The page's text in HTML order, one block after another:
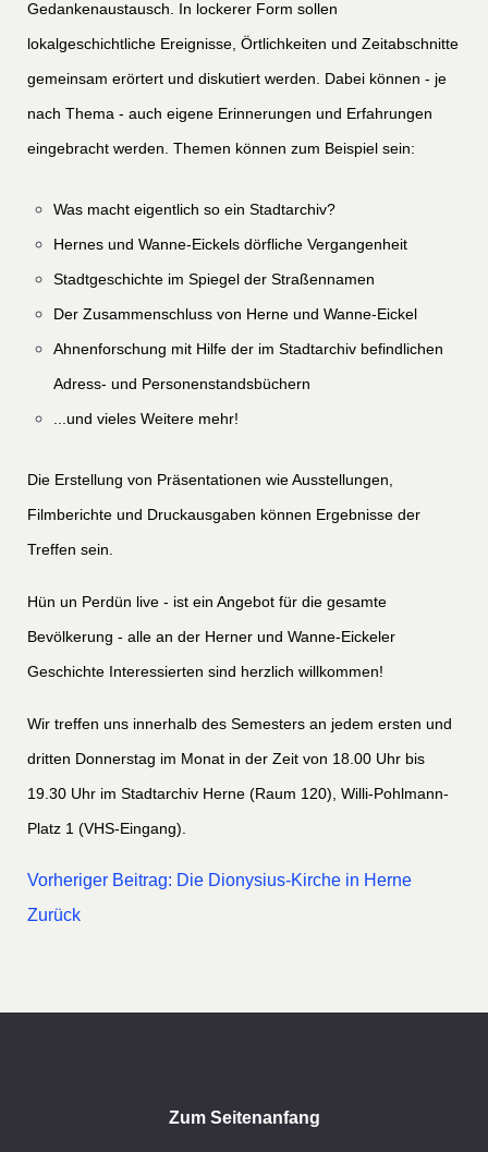
Gedankenaustausch. In lockerer Form sollen
lokalgeschichtliche Ereignisse, Örtlichkeiten und Zeitabschnitte
gemeinsam erörtert und diskutiert werden. Dabei können - je
nach Thema - auch eigene Erinnerungen und Erfahrungen
eingebracht werden. Themen können zum Beispiel sein:
Was macht eigentlich so ein Stadtarchiv?
Hernes und Wanne-Eickels dörfliche Vergangenheit
Stadtgeschichte im Spiegel der Straßennamen
Der Zusammenschluss von Herne und Wanne-Eickel
Ahnenforschung mit Hilfe der im Stadtarchiv befindlichen
Adress- und Personenstandsbüchern
...und vieles Weitere mehr!
Die Erstellung von Präsentationen wie Ausstellungen,
Filmberichte und Druckausgaben können Ergebnisse der
Treffen sein.
Hün un Perdün live - ist ein Angebot für die gesamte
Bevölkerung - alle an der Herner und Wanne-Eickeler
Geschichte Interessierten sind herzlich willkommen!
Wir treffen uns innerhalb des Semesters an jedem ersten und
dritten Donnerstag im Monat in der Zeit von 18.00 Uhr bis
19.30 Uhr im Stadtarchiv Herne (Raum 120), Willi-Pohlmann-
Platz 1 (VHS-Eingang).
Vorheriger Beitrag: Die Dionysius-Kirche in Herne
Zurück
Zum Seitenanfang